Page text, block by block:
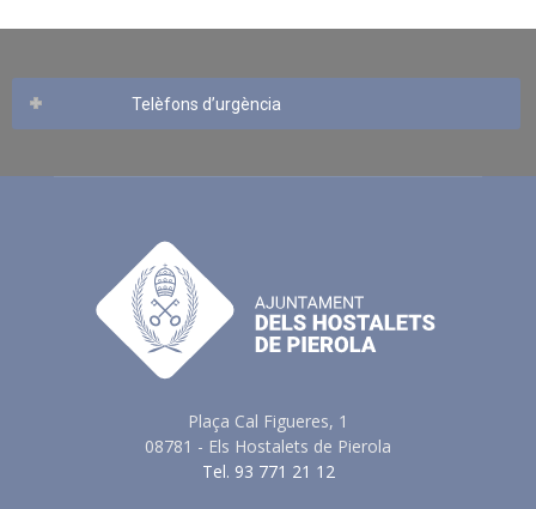
Telèfons d’urgència
Plaça Cal Figueres, 1
08781 - Els Hostalets de Pierola
Tel. 93 771 21 12